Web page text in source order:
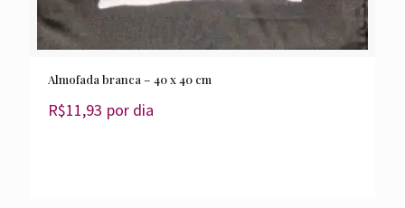
Almofada branca – 40 x 40 cm
R$11,93 por dia